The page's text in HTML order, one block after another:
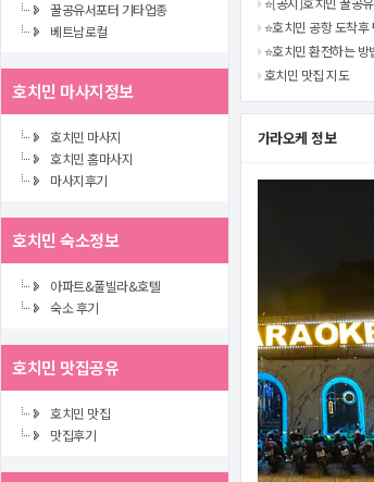
꿀공유서포터 기타업종
베트남로컬
호치민 마사지정보
호치민 마사지
호치민 홈마사지
마사지후기
호치민 숙소정보
아파트&풀빌라&호텔
숙소 후기
호치민 맛집공유
호치민 맛집
맛집후기
⭐️호치민 공항 도착후
⭐️호치민 환전하는 방
호치민 맛집 지도
가라오케 정보